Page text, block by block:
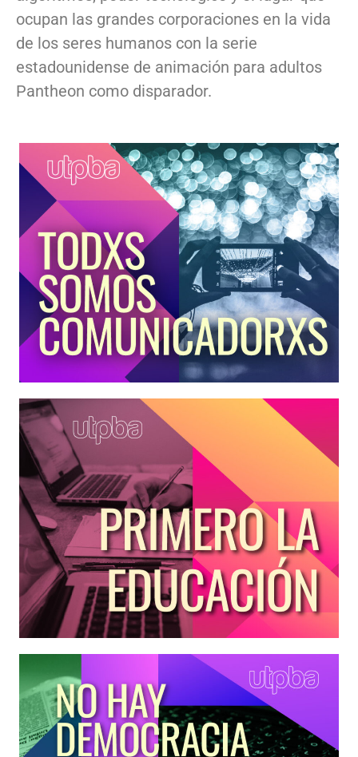
ocupan las grandes corporaciones en la vida
de los seres humanos con la serie
estadounidense de animación para adultos
Pantheon como disparador.